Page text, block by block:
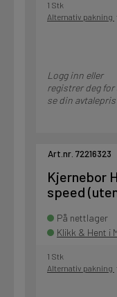
1 Stk
Alternativ pakning
Logg inn eller
registrer deg for
se din avtalepris
Art.nr. 72216323
Kjernebor
speed
På nettlager
Klikk & Hent i
1 Stk
Alternativ pakning